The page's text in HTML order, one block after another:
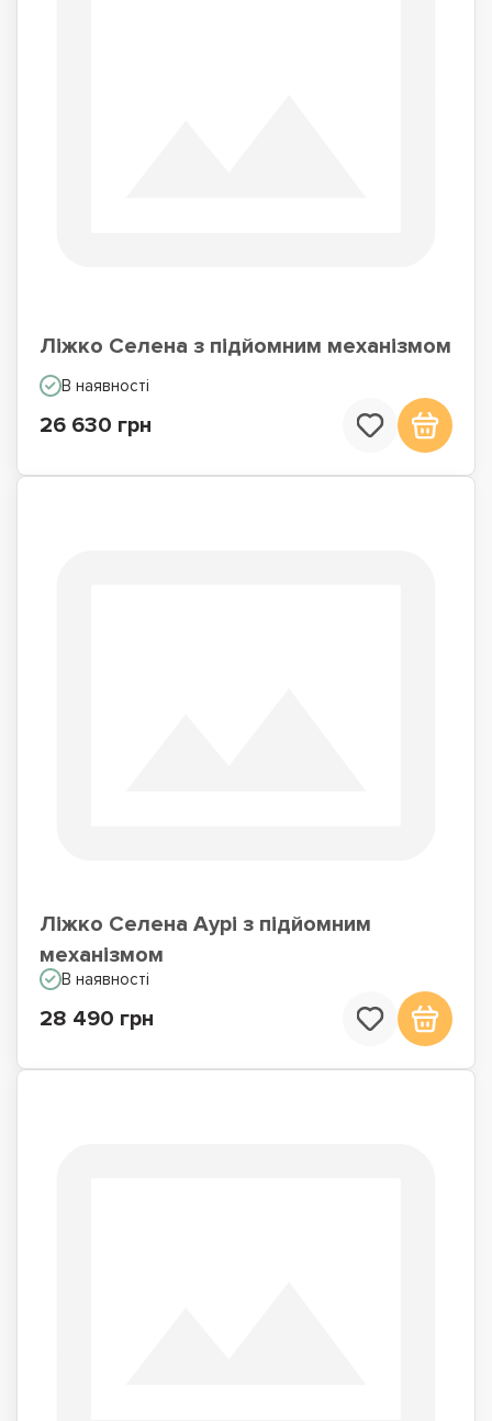
Ліжко Селена з підйомним механізмом
В наявності
26 630 грн
Ліжко Селена Аурі з підйомним
механізмом
В наявності
28 490 грн